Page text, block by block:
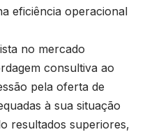
eficiência operacional
no mercado
consultiva ao
pela oferta de
à sua situação
resultados superiores,